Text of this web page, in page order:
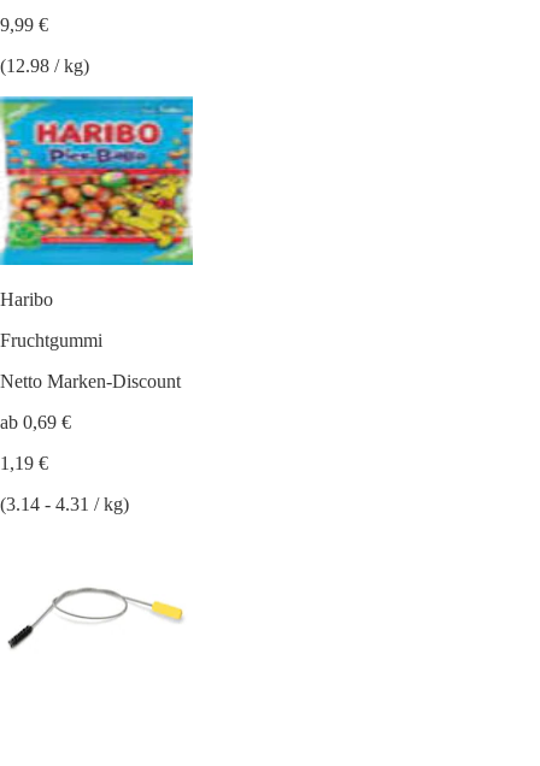
9,99 €
(12.98 / kg)
Haribo
Fruchtgummi
Netto Marken-Discount
ab 0,69 €
1,19 €
(3.14 - 4.31 / kg)